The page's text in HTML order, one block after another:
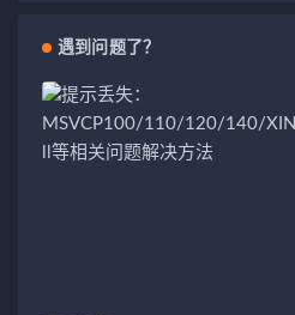
遇到问题了？